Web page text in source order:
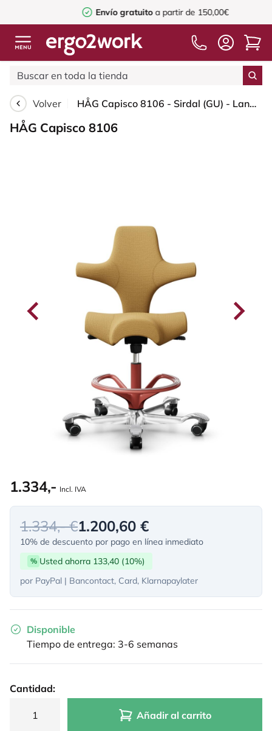
Envío gratuitoa partir de 150,00€
Volver HÅG Capisco 8106 - Sirdal (GU) - Lana - SRD320 - Ochre - Blush Rose - 265 mm (seat height 53-79cm) - Soft castors for hard floors
HÅG Capisco 8106
1.334,- Incl. IVA
1.334,- €1.200,60 €
10% de descuento por pago en línea inmediato
% Usted ahorra 133,40 (10%)
por PayPal | Bancontact, Card, Klarnapaylater
Disponible
Tiempo de entrega: 3-6 semanas
Cantidad:
Añadir al carrito